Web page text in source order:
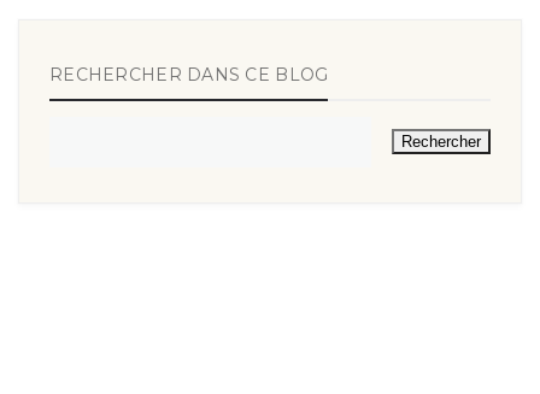
RECHERCHER DANS CE BLOG